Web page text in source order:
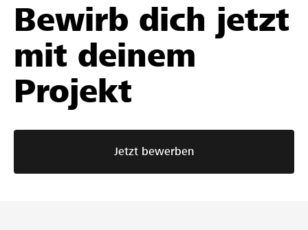
Bewirb dich jetzt
mit deinem
Projekt
Jetzt bewerben